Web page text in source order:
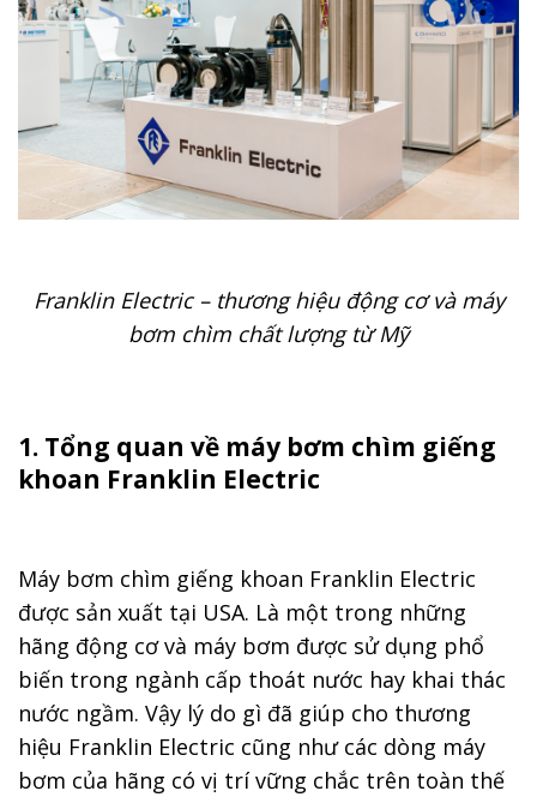
Franklin Electric– thương hiệu động cơ và máy
bơm chìm chất lượng từ Mỹ
1. Tổng quan về máy bơm chìm giếng
khoan Franklin Electric
Máy bơm chìm giếng khoan Franklin Electric
được sản xuất tại USA. Là một trong những
hãng động cơ và máy bơm được sử dụng phổ
biến trong ngành cấp thoát nước hay khai thác
nước ngầm. Vậy lý do gì đã giúp cho thương
hiệu Franklin Electric cũng như các dòng máy
bơm của hãng có vị trí vững chắc trên toàn thế